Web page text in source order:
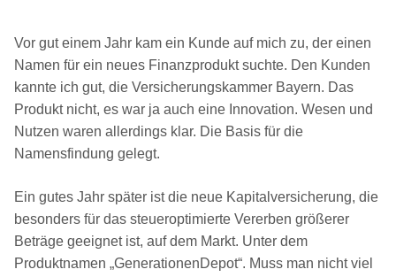
Vor gut einem Jahr kam ein Kunde auf mich zu, der einen
Namen für ein neues Finanzprodukt suchte. Den Kunden
kannte ich gut, die Versicherungskammer Bayern. Das
Produkt nicht, es war ja auch eine Innovation. Wesen und
Nutzen waren allerdings klar. Die Basis für die
Namensfindung gelegt.
Ein gutes Jahr später ist die neue Kapitalversicherung, die
besonders für das steueroptimierte Vererben größerer
Beträge geeignet ist, auf dem Markt. Unter dem
Produktnamen „GenerationenDepot“. Muss man nicht viel